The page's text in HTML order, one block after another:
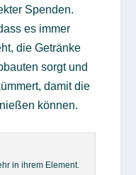
Spenden.
es immer
die Getränke
sorgt und
damit die
können.
in ihrem Element.